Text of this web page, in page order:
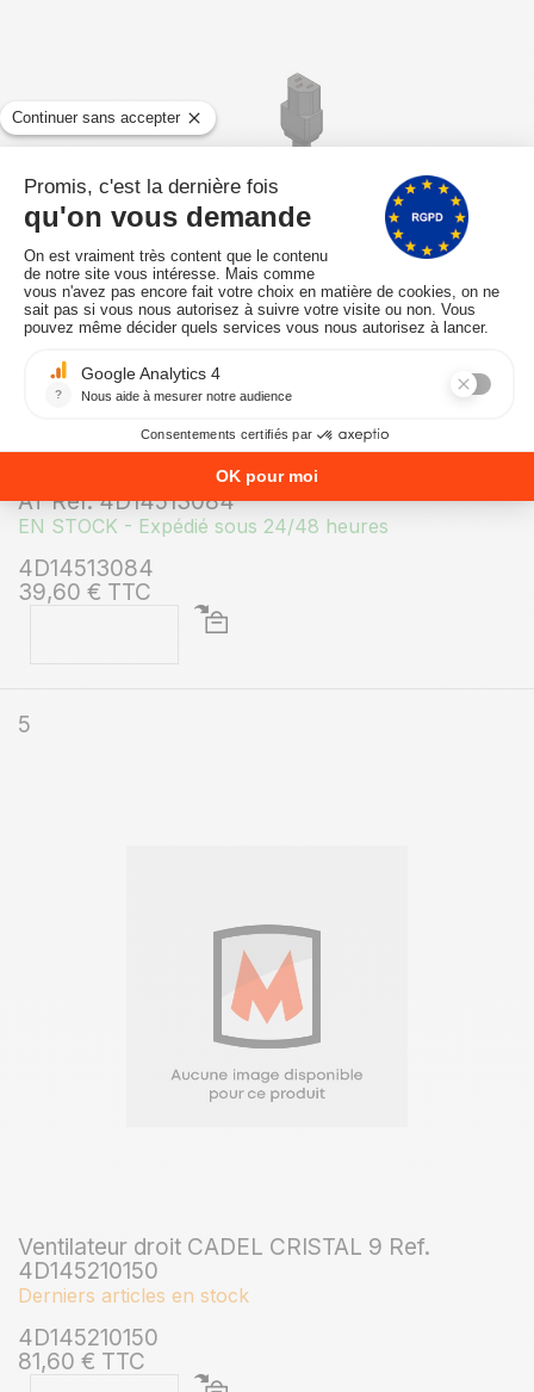
câble avec fiche Shucko FREEPOINT ACCENT
AT Ref. 4D14513084
EN STOCK - Expédié sous 24/48 heures
4D14513084
39,60 € TTC
5
Ventilateur droit CADEL CRISTAL 9 Ref.
4D145210150
Derniers articles en stock
4D145210150
81,60 € TTC